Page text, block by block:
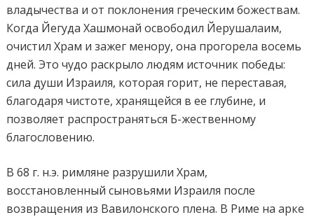
владычества и от поклонения греческим божествам.
Когда Йегуда Хашмонай освободил Йерушалаим,
очистил Храм и зажег менору, она прогорела восемь
дней. Это чудо раскрыло людям источник победы:
сила души Израиля, которая горит, не переставая,
благодаря чистоте, хранящейся в ее глубине, и
позволяет распространяться Б-жественному
благословению.
В 68 г. н.э. римляне разрушили Храм,
восстановленный сыновьями Израиля после
возвращения из Вавилонского плена. В Риме на арке